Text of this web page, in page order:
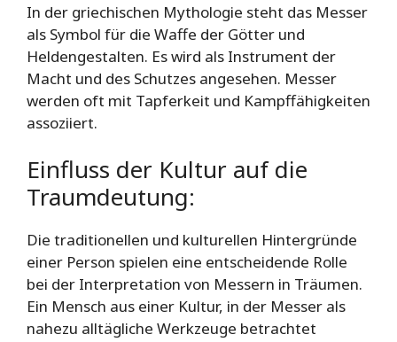
In der griechischen Mythologie steht das Messer
als Symbol für die Waffe der Götter und
Heldengestalten. Es wird als Instrument der
Macht und des Schutzes angesehen. Messer
werden oft mit Tapferkeit und Kampffähigkeiten
assoziiert.
Einfluss der Kultur auf die
Traumdeutung:
Die traditionellen und kulturellen Hintergründe
einer Person spielen eine entscheidende Rolle
bei der Interpretation von Messern in Träumen.
Ein Mensch aus einer Kultur, in der Messer als
nahezu alltägliche Werkzeuge betrachtet